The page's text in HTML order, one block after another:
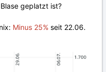
geplatzt ist?
Minus 25% seit 22.06.